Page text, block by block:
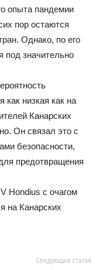
опыта пандемии
пор остаются
Однако, по его
под значительно
как низкая как на
Канарских
Он связал это с
безопасности,
предотвращения
Hondius с очагом
на Канарских
Следующая статья